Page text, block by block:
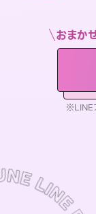
おまか
※LINE